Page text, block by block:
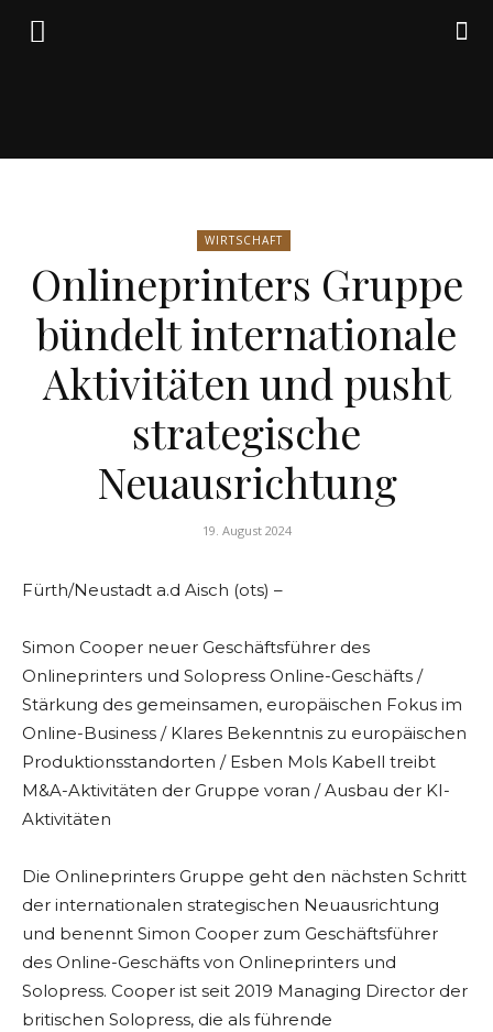
Friedrich
von
Weik
WIRTSCHAFT
Onlineprinters Gruppe
bündelt internationale
Aktivitäten und pusht
strategische
Neuausrichtung
19. August 2024
Fürth/Neustadt a.d Aisch (ots) –
Simon Cooper neuer Geschäftsführer des
Onlineprinters und Solopress Online-Geschäfts /
Stärkung des gemeinsamen, europäischen Fokus im
Online-Business / Klares Bekenntnis zu europäischen
Produktionsstandorten / Esben Mols Kabell treibt
M&A-Aktivitäten der Gruppe voran / Ausbau der KI-
Aktivitäten
Die Onlineprinters Gruppe geht den nächsten Schritt
der internationalen strategischen Neuausrichtung
und benennt Simon Cooper zum Geschäftsführer
des Online-Geschäfts von Onlineprinters und
Solopress. Cooper ist seit 2019 Managing Director der
britischen Solopress, die als führende